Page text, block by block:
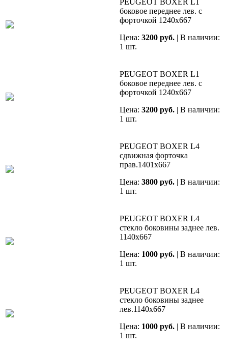
PEUGEOT BOXER L1
боковое переднее лев. с
форточкой 1240х667
Цена: 3200 руб. | В наличии:
1 шт.
PEUGEOT BOXER L1
боковое переднее лев. с
форточкой 1240х667
Цена: 3200 руб. | В наличии:
1 шт.
PEUGEOT BOXER L4
сдвижная форточка
прав.1401х667
Цена: 3800 руб. | В наличии:
1 шт.
PEUGEOT BOXER L4
стекло боковины заднее лев.
1140х667
Цена: 1000 руб. | В наличии:
1 шт.
PEUGEOT BOXER L4
стекло боковины заднее
лев.1140х667
Цена: 1000 руб. | В наличии:
1 шт.